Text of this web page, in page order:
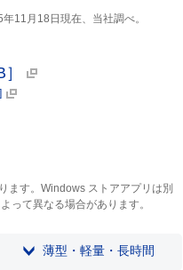
11月18日現在、当社調べ。
ます。Windows ストアアプリは別
って異なる場合があります。
薄型・軽量・長時間